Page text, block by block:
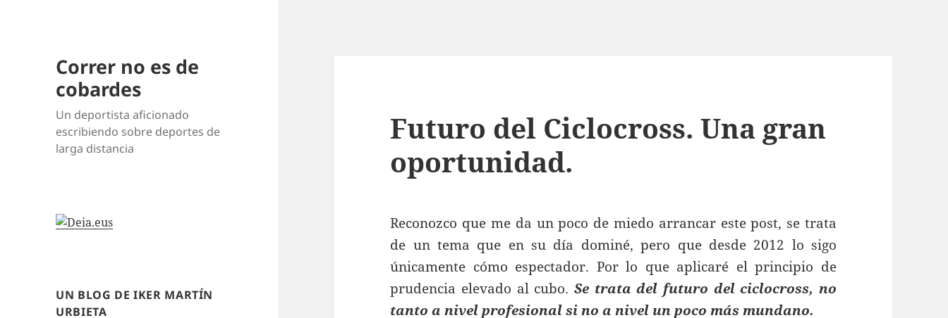
Correr no es de
cobardes
Un deportista aficionado
escribiendo sobre deportes de
larga distancia
UN BLOG DE IKER MARTÍN
URBIETA
Futuro del Ciclocross. Una gran
oportunidad.
Reconozco que me da un poco de miedo arrancar este post, se trata
de un tema que en su día dominé, pero que desde 2012 lo sigo
únicamente cómo espectador. Por lo que aplicaré el principio de
prudencia elevado al cubo. Se trata del futuro del ciclocross, no
tanto a nivel profesional si no a nivel un poco más mundano.